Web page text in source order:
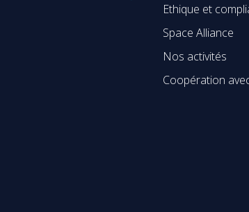
Ethique et
Space Alliance
Nos activités
Coopération